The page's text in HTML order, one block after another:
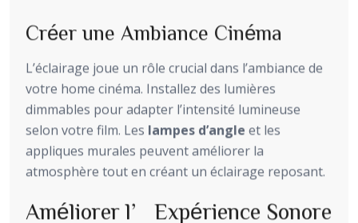
Créer une Ambiance Cinéma
L’éclairage joue un rôle crucial dans l’ambiance de
votre home cinéma. Installez des lumières
dimmables pour adapter l’intensité lumineuse
selon votre film. Les lampes d’angle et les
appliques murales peuvent améliorer la
atmosphère tout en créant un éclairage reposant.
Améliorer l’Expérience Sonore